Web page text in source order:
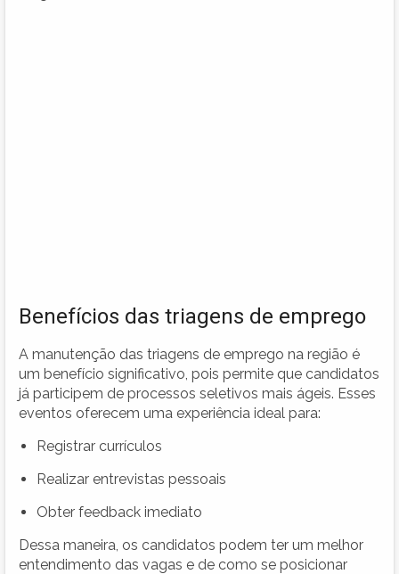
Benefícios das triagens de emprego
A manutenção das triagens de emprego na região é
um benefício significativo, pois permite que candidatos
já participem de processos seletivos mais ágeis. Esses
eventos oferecem uma experiência ideal para:
Registrar currículos
Realizar entrevistas pessoais
Obter feedback imediato
Dessa maneira, os candidatos podem ter um melhor
entendimento das vagas e de como se posicionar